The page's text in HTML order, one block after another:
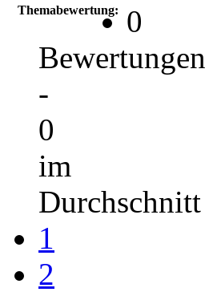
Themabewertung:
0
Bewertungen
-
0
im
Durchschnitt
1
2